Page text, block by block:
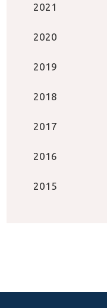
2021
2020
2019
2018
2017
2016
2015